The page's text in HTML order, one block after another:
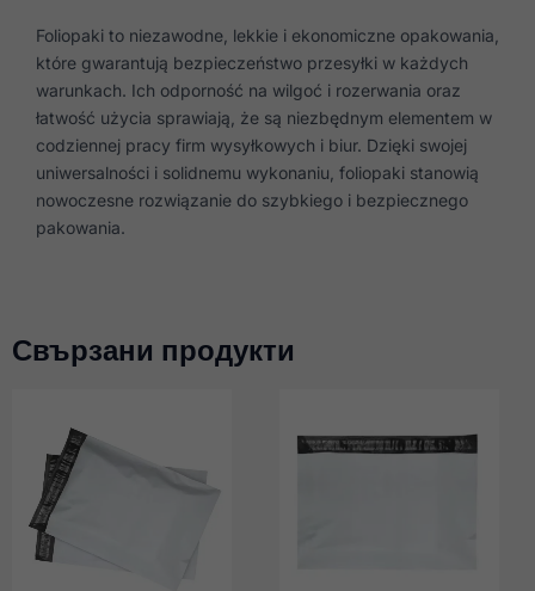
Foliopaki to niezawodne, lekkie i ekonomiczne opakowania,
które gwarantują bezpieczeństwo przesyłki w każdych
warunkach. Ich odporność na wilgoć i rozerwania oraz
łatwość użycia sprawiają, że są niezbędnym elementem w
codziennej pracy firm wysyłkowych i biur. Dzięki swojej
uniwersalności i solidnemu wykonaniu, foliopaki stanowią
nowoczesne rozwiązanie do szybkiego i bezpiecznego
pakowania.
Свързани продукти